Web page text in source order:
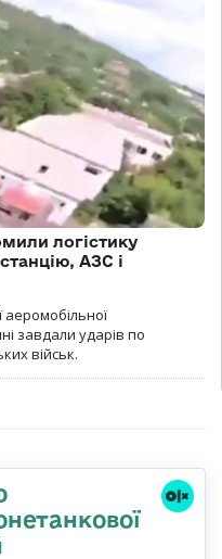
логістику
АЗС і
завдали ударів по
військ.